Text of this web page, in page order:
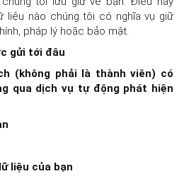
liệu nào chúng tôi có nghĩa vụ giữ
pháp lý hoặc bảo mật.
gửi tới đâu
(không phải là thành viên) có
qua dịch vụ tự động phát hiện
liệu của bạn